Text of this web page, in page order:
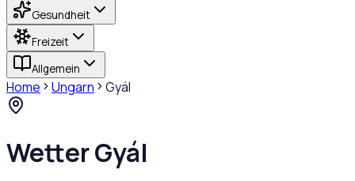
Gesundheit
Freizeit
Allgemein
Home Ungarn Gyál
WetterGyál